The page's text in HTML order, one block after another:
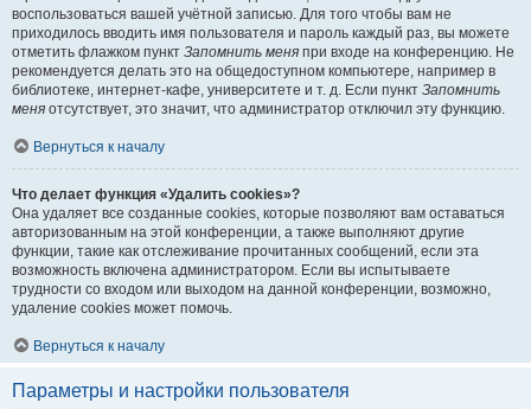
воспользоваться вашей учётной записью. Для того чтобы вам не
приходилось вводить имя пользователя и пароль каждый раз, вы можете
отметить флажком пункт Запомнить меня при входе на конференцию. Не
рекомендуется делать это на общедоступном компьютере, например в
библиотеке, интернет-кафе, университете и т. д. Если пункт Запомнить
меня отсутствует, это значит, что администратор отключил эту функцию.
Вернуться к началу
Что делает функция «Удалить cookies»?
Она удаляет все созданные cookies, которые позволяют вам оставаться
авторизованным на этой конференции, а также выполняют другие
функции, такие как отслеживание прочитанных сообщений, если эта
возможность включена администратором. Если вы испытываете
трудности со входом или выходом на данной конференции, возможно,
удаление cookies может помочь.
Вернуться к началу
Параметры и настройки пользователя